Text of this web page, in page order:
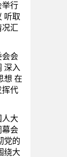
举行
听取
汇
会会
深入
想 在
挥代
大
幕会
党的
绕大